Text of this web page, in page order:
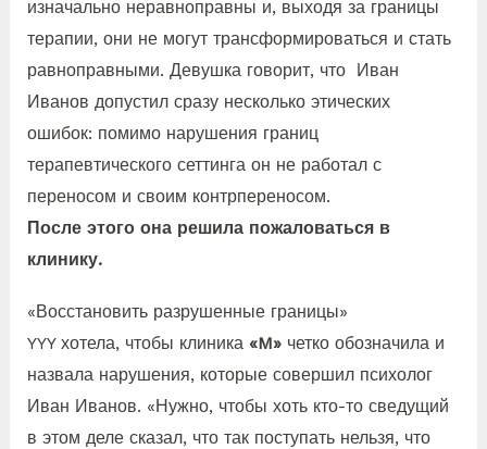
изначально неравноправны и, выходя за границы
терапии, они не могут трансформироваться и стать
равноправными. Девушка говорит, что Иван
Иванов допустил сразу несколько этических
ошибок: помимо нарушения границ
терапевтического сеттинга он не работал с
переносом и своим контрпереносом.
После этого она решила пожаловаться в
клинику.
«Восстановить разрушенные границы»
YYY хотела, чтобы клиника «M»четко обозначила и
назвала нарушения, которые совершил психолог
Иван Иванов. «Нужно, чтобы хоть кто-то сведущий
в этом деле сказал, что так поступать нельзя, что